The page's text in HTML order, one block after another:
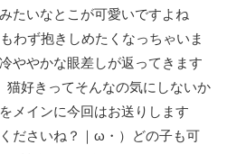
たいなとこが可愛いですよね
わず抱きしめたくなっちゃいま
ややかな眼差しが返ってきます
猫好きってそんなの気にしないか
メインに今回はお送りします
ださいね？｜ω・）どの子も可